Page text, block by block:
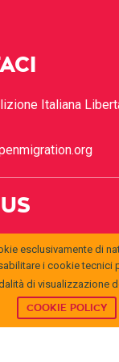
Italiana
esclusivamente di
i cookie tecnici
di visualizzazione
COOKIE POLICY